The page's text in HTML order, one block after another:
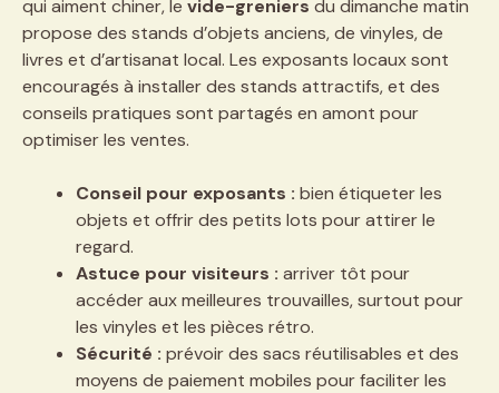
qui aiment chiner, le vide-greniers du dimanche matin
propose des stands d’objets anciens, de vinyles, de
livres et d’artisanat local. Les exposants locaux sont
encouragés à installer des stands attractifs, et des
conseils pratiques sont partagés en amont pour
optimiser les ventes.
Conseil pour exposants : bien étiqueter les
objets et offrir des petits lots pour attirer le
regard.
Astuce pour visiteurs : arriver tôt pour
accéder aux meilleures trouvailles, surtout pour
les vinyles et les pièces rétro.
Sécurité : prévoir des sacs réutilisables et des
moyens de paiement mobiles pour faciliter les